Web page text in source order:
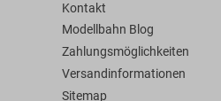
Kontakt
Modellbahn Blog
Zahlungsmöglichkeiten
Versandinformationen
Sitemap